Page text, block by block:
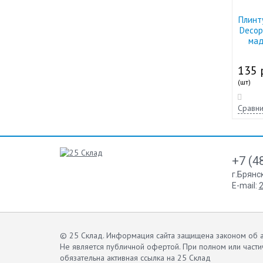
135
(шт)
+7
E-mail:
© 25 Склад. Информация сайта защищена законом об
Не является публичной офертой. При полном или
обязательна активная ссылка на 25 Склад